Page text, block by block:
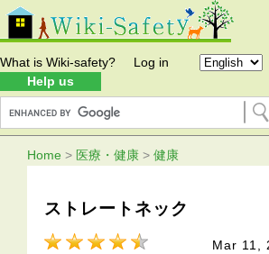
What is Wiki-safety?
Help us
Log in
Home > 医療・健康 > 健康
ストレートネック
Mar 11,